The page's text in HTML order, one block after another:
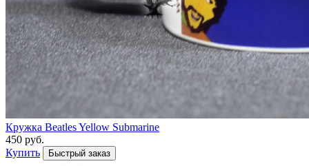
Кружка Beatles Yellow Submarine
450 руб.
Купить
Быстрый заказ